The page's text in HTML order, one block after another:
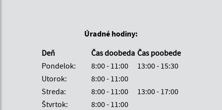
Úradné hodiny:
Deň
Čas doobeda Čas poobede
Pondelok:
8:00 - 11:00
13:00 - 15:30
Utorok:
8:00 - 11:00
Streda:
8:00 - 11:00
13:00 - 17:00
Štvrtok:
8:00 - 11:00